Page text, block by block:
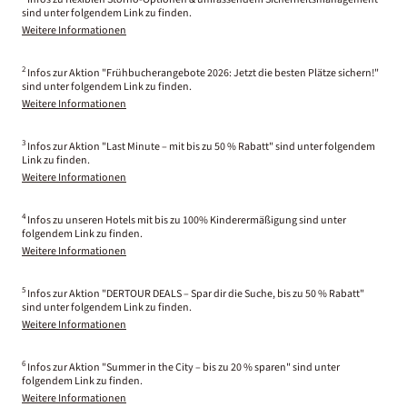
sind unter folgendem Link zu finden.
Weitere Informationen
2 Infos zur Aktion "Frühbucherangebote 2026: Jetzt die besten Plätze sichern!"
sind unter folgendem Link zu finden.
Weitere Informationen
3 Infos zur Aktion "Last Minute – mit bis zu 50 % Rabatt" sind unter folgendem
Link zu finden.
Weitere Informationen
4 Infos zu unseren Hotels mit bis zu 100% Kinderermäßigung sind unter
folgendem Link zu finden.
Weitere Informationen
5 Infos zur Aktion "DERTOUR DEALS – Spar dir die Suche, bis zu 50 % Rabatt"
sind unter folgendem Link zu finden.
Weitere Informationen
6 Infos zur Aktion "Summer in the City – bis zu 20 % sparen" sind unter
folgendem Link zu finden.
Weitere Informationen